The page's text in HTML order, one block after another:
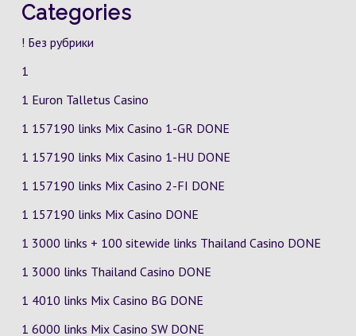
Categories
! Без рубрики
1
1 Euron Talletus Casino
1 157190 links Mix Casino 1-GR DONE
1 157190 links Mix Casino 1-HU DONE
1 157190 links Mix Casino 2-FI DONE
1 157190 links Mix Casino DONE
1 3000 links + 100 sitewide links Thailand Casino DONE
1 3000 links Thailand Casino DONE
1 4010 links Mix Casino BG DONE
1 6000 links Mix Casino SW DONE